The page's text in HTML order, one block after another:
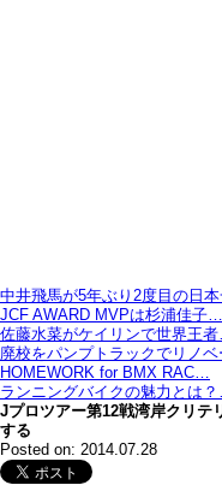
中井飛馬が5年ぶり2度目の日
JCF AWARD MVPは杉浦佳子…
佐藤水菜がケイリンで世界王
廃校をパンプトラックでリノ
HOMEWORK for BMX RAC…
ランニングバイクの魅力とは
Jプロツアー第12戦湾岸クリテ
する
Posted on: 2014.07.28